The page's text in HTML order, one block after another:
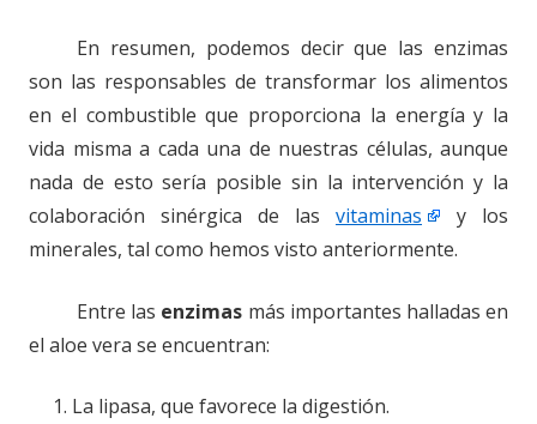
En resumen, podemos decir que las enzimas
son las responsables de transformar los alimentos
en el combustible que proporciona la energía y la
vida misma a cada una de nuestras células, aunque
nada de esto sería posible sin la intervención y la
colaboración sinérgica de las vitaminas
y los
minerales, tal como hemos visto anteriormente.
Entre las enzimas más importantes halladas en
el aloe vera se encuentran:
La lipasa, que favorece la digestión.